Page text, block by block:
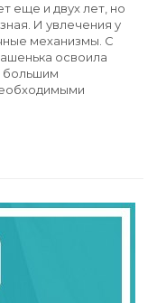
еще и двух лет, но
И увлечения у
механизмы. С
освоила
большим